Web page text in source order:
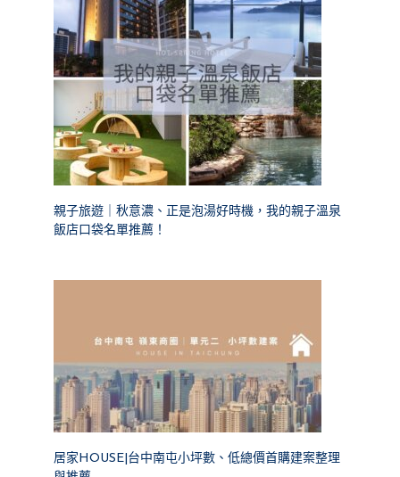
親子旅遊｜秋意濃、正是泡湯好時機，我的親子溫泉
飯店口袋名單推薦！
居家HOUSE|台中南屯小坪數、低總價首購建案整理